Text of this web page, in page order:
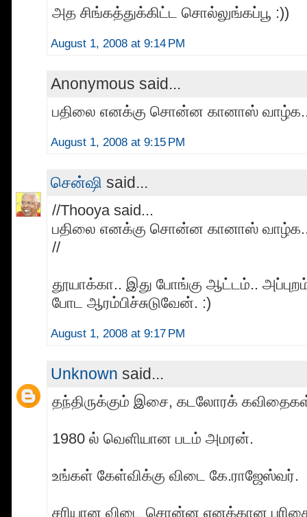
அத சிங்கத்துக்கிட்ட சொல்லுங்கப்பூ :))
August 1, 2008 at 9:14 PM
Anonymous said...
பதிலை எனக்கு சொன்ன கானாஸ்
August 1, 2008 at 9:15 PM
சென்ஷி said...
//Thooya said...
பதிலை எனக்கு சொன்ன கானாஸ்
//
தூயாக்கா.. இது போங்கு ஆட்டம்.. அப்புறம்
போட ஆரம்பிச்சுடுவேன். :)
August 1, 2008 at 9:17 PM
Unknown said...
தந்திருக்கும் இசை, கடலோரக் கவிதைகள்
1980 ல் வெளியான படம் அமரன்.
உங்கள் கேள்விக்கு விடை கே.ராஜேஸ்வர்.
சரியான விடை சொன்ன எனக்கான பரிசை